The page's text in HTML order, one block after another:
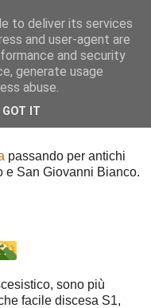
passando per antichi
e San Giovanni Bianco.
sono più
facile discesa S1,
to deliver its services
and user-agent are
and security
generate usage
abuse.
GOT IT